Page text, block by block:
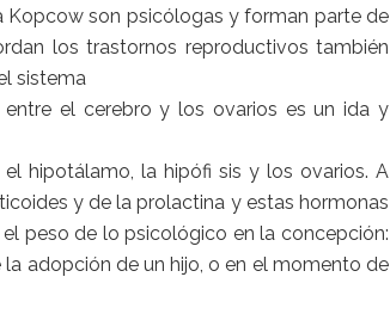
Kopcow son psicólogas y forman parte de
los trastornos reproductivos también
sistema
el cerebro y los ovarios es un ida y
hipotálamo, la hipófi sis y los ovarios. A
y de la prolactina y estas hormonas
peso de lo psicológico en la concepción:
adopción de un hijo, o en el momento de